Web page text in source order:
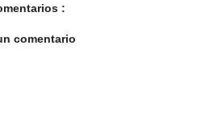
:
comentario